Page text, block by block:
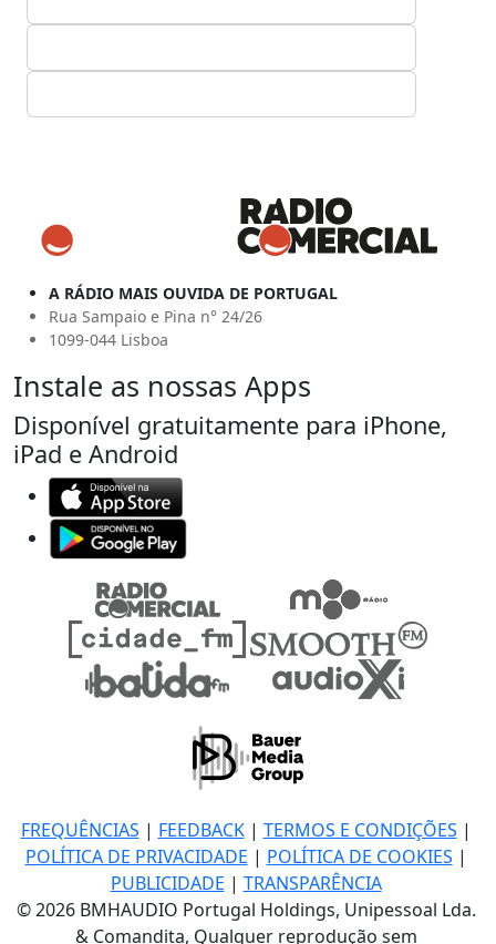
A RÁDIO MAIS OUVIDA DE PORTUGAL
Rua Sampaio e Pina n° 24/26
1099-044 Lisboa
Instale as nossas Apps
Disponível gratuitamente para iPhone,
iPad e Android
FREQUÊNCIAS | FEEDBACK| TERMOS E CONDIÇÕES |
POLÍTICA DE PRIVACIDADE | POLÍTICA DE COOKIES |
PUBLICIDADE | TRANSPARÊNCIA
© 2026 BMHAUDIO Portugal Holdings, Unipessoal Lda.
& Comandita, Qualquer reprodução sem